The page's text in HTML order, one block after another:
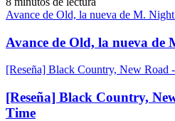
Avance de Old, la nueva de M.
Avance de Old, la nueva de
[Reseña] Black Country, New Road
[Reseña] Black Country,
Time